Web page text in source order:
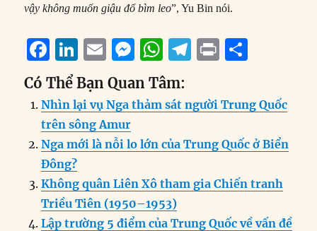
vậy không muốn giậu đổ bìm leo”, Yu Bin nói.
F
a
c
e
b
o
o
k
Li
n
k
e
d
n
E
m
ai
l
M
ss
e
n
er
W
h
at
s
A
p
T
g
r
m
P
n
t
a
re
Có Thể Bạn Quan Tâm:
Nhìn lại vụ Nga thảm sát người Trung Quốc
trên sông Amur
Nga mới là nỗi lo lớn của Trung Quốc ở Biển
Đông?
Không quân Liên Xô tham gia Chiến tranh
Triều Tiên (1950–1953)
Lập trường 5 điểm của Trung Quốc về vấn đề